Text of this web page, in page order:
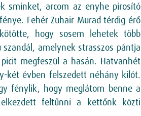
sminket, arcom az enyhe pirosító
Fehér Zuhair Murad térdig érő
hogy sosem lehetek több
amelynek strasszos pántja
megfeszül a hasán. Hatvanhét
két évben felszedett néhány kilót.
fénylik, hogy meglátom benne a
feltűnni a kettőnk közti